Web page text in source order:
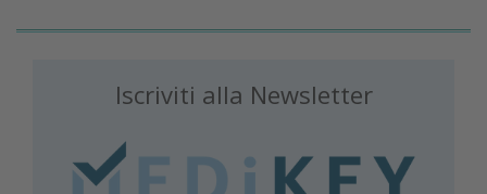
Iscriviti alla Newsletter